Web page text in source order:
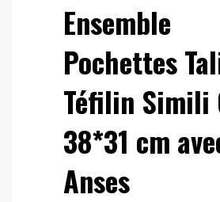
Ensemble
Pochettes
Téfilin Simili
38*31 cm
Anses